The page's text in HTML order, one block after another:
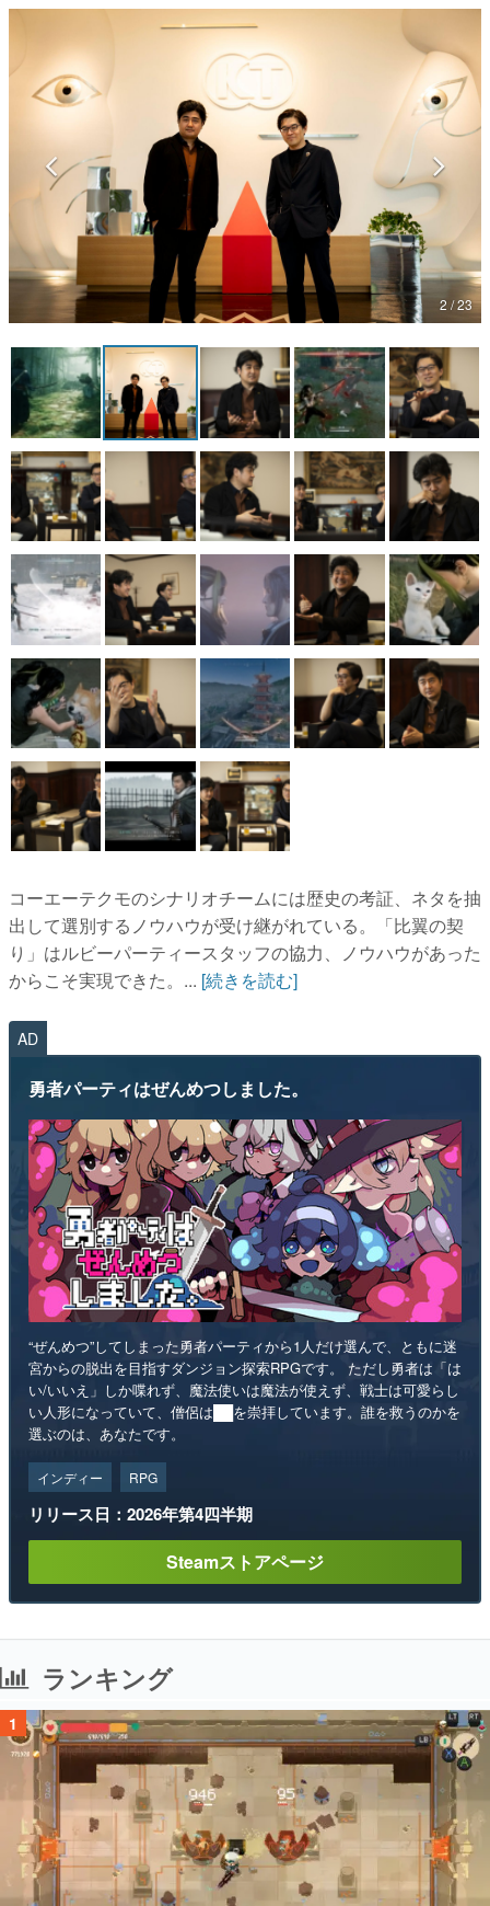
アプリレビュー
その他
電ファミニコゲーマーとは？
運営：株式会社マレ
2 / 23
コーエーテクモのシナリオチームには歴史の考証、ネタを抽
出して選別するノウハウが受け継がれている。「比翼の契
り」はルビーパーティースタッフの協力、ノウハウがあった
からこそ実現できた。... [続きを読む]
AD
勇者パーティはぜんめつしました。
“ぜんめつ”してしまった勇者パーティから1人だけ選んで、ともに迷
宮からの脱出を目指すダンジョン探索RPGです。 ただし勇者は「は
い/いいえ」しか喋れず、魔法使いは魔法が使えず、戦士は可愛らし
い人形になっていて、僧侶は██を崇拝しています。誰を救うのかを
選ぶのは、あなたです。
インディー RPG
リリース日：2026年第4四半期
Steamストアページ
ランキング
1